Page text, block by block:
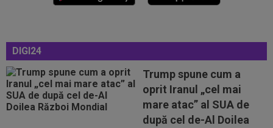
DIGI24
Trump spune cum a
oprit Iranul „cel mai
mare atac” al SUA de
după cel de-Al Doilea
OFICIAL Juan Bauza a semnat
14:18
"Schema" pregătită de Real Madrid: Yan
Diomande, la echipa a doua!
14:17 EXCLUSIV
”Cine e FCSB”? Victor Pițurcă nu
s-a putut abține și a spus-o
Gavi s-a ținut de promisiune!